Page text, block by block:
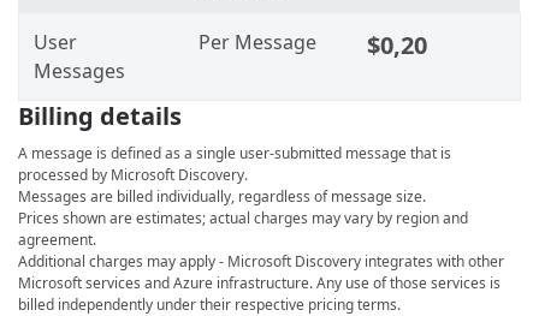
User
Messages
Per Message $0,20
Billing details
A message is defined as a single user‑submitted message that is
processed by Microsoft Discovery.
Messages are billed individually, regardless of message size.
Prices shown are estimates; actual charges may vary by region and
agreement.
Additional charges may apply - Microsoft Discovery integrates with other
Microsoft services and Azure infrastructure. Any use of those services is
billed independently under their respective pricing terms.